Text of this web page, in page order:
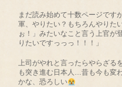
まだ読み始めて十数ページです
軍、やりたい？もちろんやりた
ぉ！」みたいなこと言う上官
りたいですっっっ！！！」
上司がやれと言ったらやらざる
も突き進む日本人…昔も今も変
かな、恐ろしい